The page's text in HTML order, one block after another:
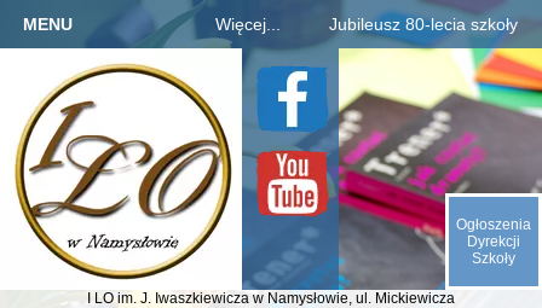
MENU
Strona główna
O nas
Galeria
Kontakt
Więcej...
Szkoła
Kandydaci
Uczniowie
Rodzice
E-SZKOŁA
Jubileusz 80-lecia szkoły
Informacje o jubileuszu
Rejestracja absolwentów
Płatności za zjazd, bal
Fotogaleria archiwaliów
Kalendarium 1945-2025
Animacje (liczby, daty)
Ogłoszenia
Dyrekcji
Szkoły
I LO im. J. Iwaszkiewicza w Namysłowie, ul. Mickiewicza